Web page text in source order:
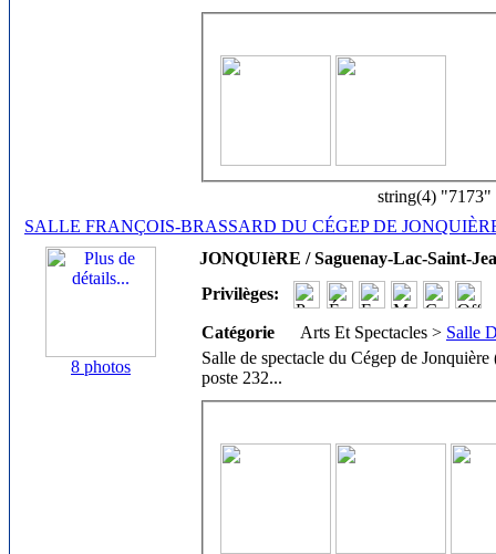
string(4) "7173"
SALLE FRANÇOIS-BRASSARD DU CÉGEP DE
8 photos
JONQUIèRE / Saguenay-Lac-Saint-
Privilèges:
Catégorie Arts Et Spectacles > Salle
Salle de spectacle du Cégep de
poste 232...